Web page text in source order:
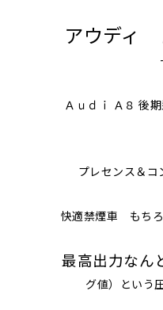
アウディ
Ａｕｄｉ Ａ８ 後
プレセンス＆コ
快適禁煙車 もち
最高出力なん
グ値）という